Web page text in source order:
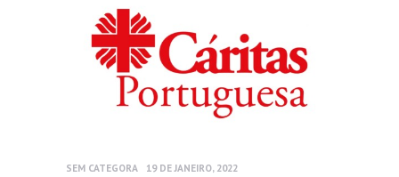
SEM CATEGORA 19 DE JANEIRO, 2022